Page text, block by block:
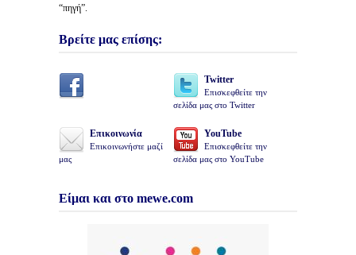
“πηγή”.
Βρείτε μας επίσης:
Twitter
Επισκεφθείτε την
σελίδα μας στο Twitter
Επικοινωνία
Επικοινωνήστε μαζί
μας
YouTube
Επισκεφθείτε την
σελίδα μας στο YouTube
Είμαι και στο mewe.com